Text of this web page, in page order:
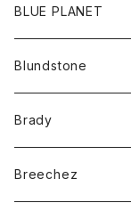
パンツ
アウター
カーディガン
コート
アクセサリー
バッグ
ベルト
キッズ
Tシャツ
グッズ
BLUE PLANET
サングラス
Blundstone
Brady
Breechez